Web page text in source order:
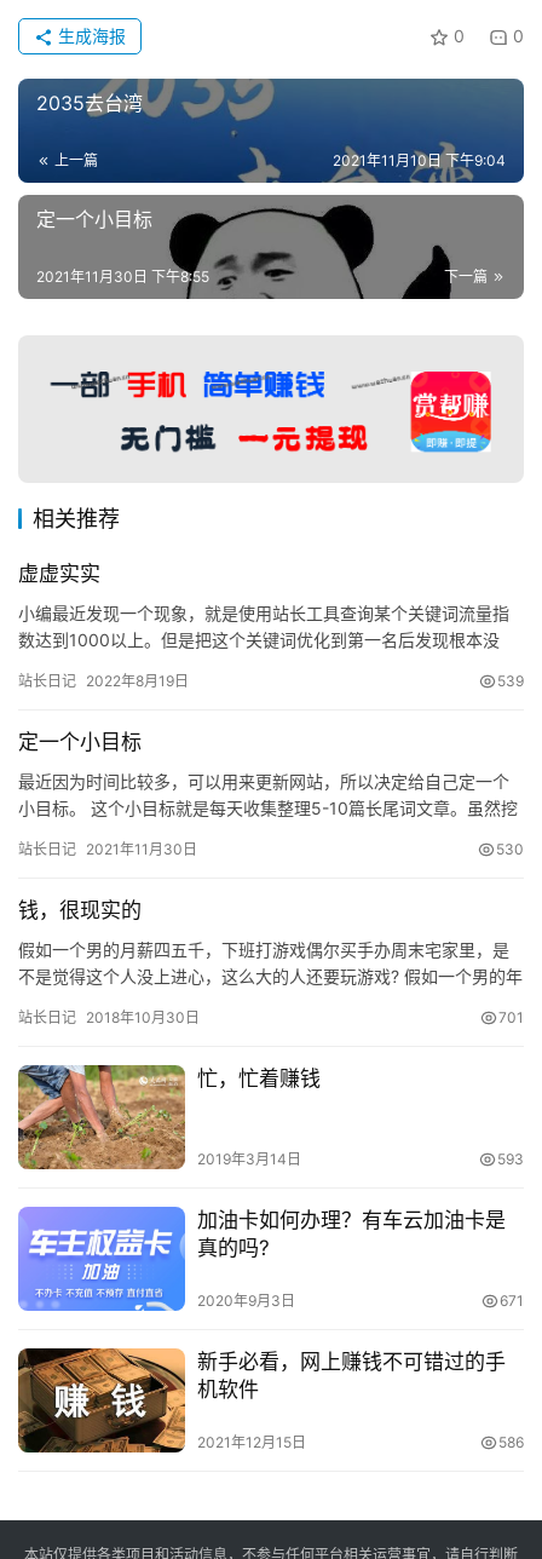
手
P
登录
0 0
生成海报
2035去台湾
上一篇 2021年11月10日 下午9:04
定一个小目标
下一篇
2021年11月30日 下午8:55
相关推荐
虚虚实实
小编最近发现一个现象，就是使用站长工具查询某个关键词流量指
数达到1000以上。但是把这个关键词优化到第一名后发现根本没
工…
站长日记 2022年8月19日 539
定一个小目标
最近因为时间比较多，可以用来更新网站，所以决定给自己定一个
小目标。 这个小目标就是每天收集整理5-10篇长尾词文章。虽然挖
站长日记 2021年11月30日 530
钱，很现实的
假如一个男的月薪四五千，下班打游戏偶尔买手办周末宅家里，是
不是觉得这个人没上进心，这么大的人还要玩游戏? 假如一个男的年
爱…
站长日记 2018年10月30日 701
忙，忙着赚钱
2019年3月14日 593
加油卡如何办理？有车云加油卡是
真的吗?
2020年9月3日 671
新手必看，网上赚钱不可错过的手
机软件
2021年12月15日 586
本站仅提供各类项目和活动信息，不参与任何平台相关运营事宜，请自行判断